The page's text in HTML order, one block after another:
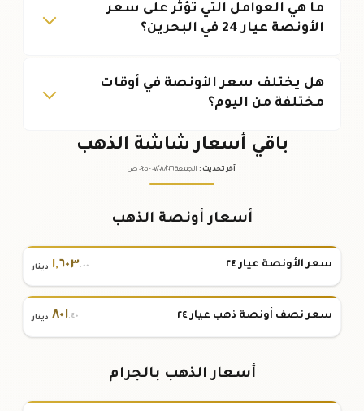
ما هي العوامل التي تؤثر على سعر
الأونصة عيار 24 في البحرين؟
هل يختلف سعر الأونصة في أوقات
مختلفة من اليوم؟
باقي أسعار شاشة الذهب
آخر تحديث : الجمعة ٠٧ /٠٨/٢٠٢٦ - ٠٩:٠٥ ص
أسعار أونصة الذهب
سعر الأونصة عيار ٢٤ ١,٦٠٣.٠٠ دينار
سعر نصف أونصة ذهب عيار ٢٤ ٨٠١.٤٠ دينار
أسعار الذهب بالجرام